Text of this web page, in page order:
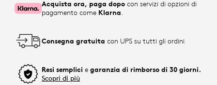
Acquista ora, paga dopo con servizi di opzioni di
pagamento come Klarna.
Consegna gratuita con UPS su tutti gli ordini
Resi semplici e garanzia di rimborso di 30 giorni.
Scopri di più